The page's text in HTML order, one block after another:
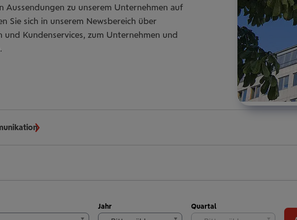
Aussendungen zu unserem Unternehmen auf
Sie sich in unserem Newsbereich über
Kundenservices, zum Unternehmen und
Jahr Quartal